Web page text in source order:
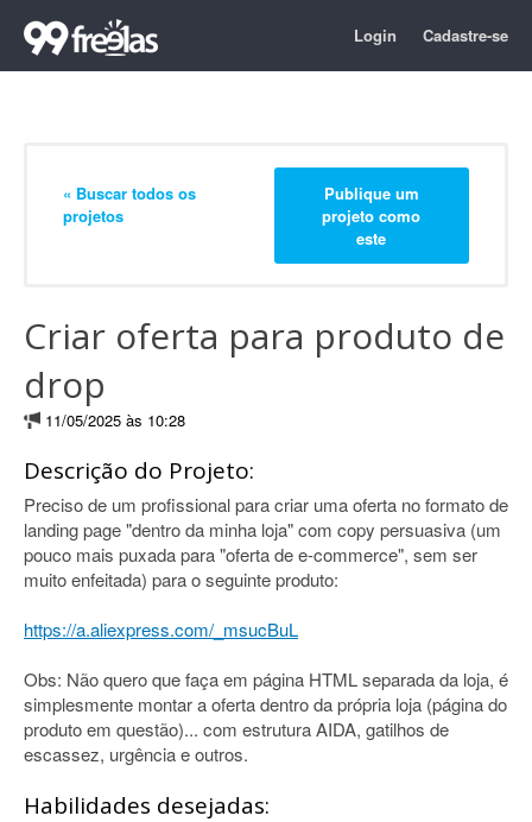
Login Cadastre-se
« Buscar todos os
projetos
Publique um
projeto como
este
Criar oferta para produto de
drop
11/05/2025 às 10:28
Descrição do Projeto:
Preciso de um profissional para criar uma oferta no formato de
landing page "dentro da minha loja" com copy persuasiva (um
pouco mais puxada para "oferta de e-commerce", sem ser
muito enfeitada) para o seguinte produto:
https://a.aliexpress.com/_msucBuL
Obs: Não quero que faça em página HTML separada da loja, é
simplesmente montar a oferta dentro da própria loja (página do
produto em questão)... com estrutura AIDA, gatilhos de
escassez, urgência e outros.
Habilidades desejadas: